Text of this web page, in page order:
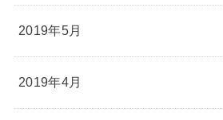
2019年5月
2019年4月